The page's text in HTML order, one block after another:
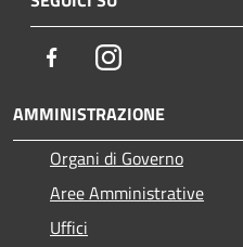
FacebookInstagram
AMMINISTRAZIONE
Organi di Governo
Aree Amministrative
Uffici